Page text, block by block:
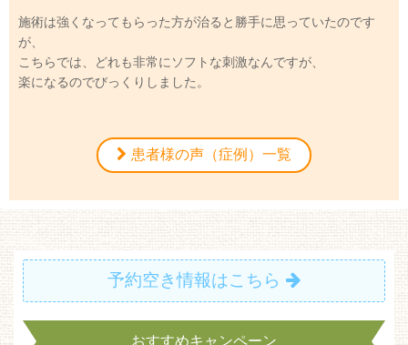
施術は強くなってもらった方が治ると勝手に思っていたのです
が、
こちらでは、どれも非常にソフトな刺激なんですが、
楽になるのでびっくりしました。
患者様の声（症例）一覧
予約空き情報はこちら
おすすめキャンペーン